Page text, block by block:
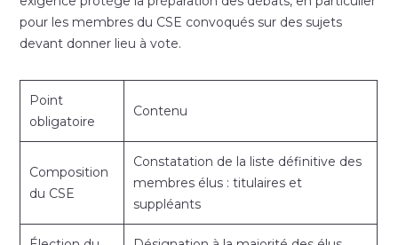
pour les membres du CSE convoqués sur des sujets
devant donner lieu à vote.
Point
obligatoire
Contenu
Composition
du CSE
Constatation de la liste définitive des
membres élus : titulaires et
suppléants